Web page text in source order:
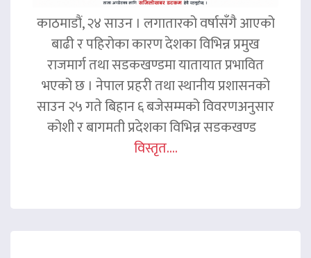
काठमाडौं, २४ साउन । लगातारको वर्षासँगै आएको
बाढी र पहिरोका कारण देशका विभिन्न प्रमुख
राजमार्ग तथा सडकखण्डमा यातायात प्रभावित
भएको छ । नेपाल प्रहरी तथा स्थानीय प्रशासनको
साउन २५ गते बिहान ६ बजेसम्मको विवरणअनुसार
कोशी र बागमती प्रदेशका विभिन्न सडकखण्ड
विस्तृत....